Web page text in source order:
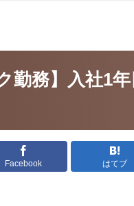
勤務】入社1
Facebook はてブ